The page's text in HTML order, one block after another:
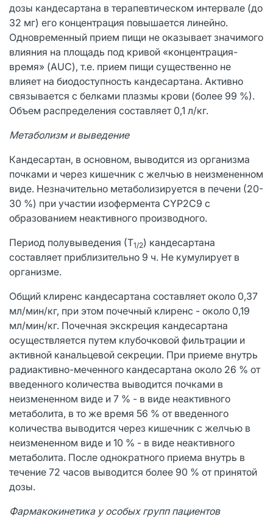
дозы кандесартана в терапевтическом интервале (до
32 мг) его концентрация повышается линейно.
Одновременный прием пищи не оказывает значимого
влияния на площадь под кривой «концентрация-
время» (AUC), т.е. прием пищи существенно не
влияет на биодоступность кандесартана. Активно
связывается с белками плазмы крови (более 99 %).
Объем распределения составляет 0,1 л/кг.
Метаболизм и выведение
Кандесартан, в основном, выводится из организма
почками и через кишечник с желчью в неизмененном
виде. Незначительно метаболизируется в печени (20-
30 %) при участии изофермента CYP2С9 с
образованием неактивного производного.
Период полувыведения (Т1/2) кандесартана
составляет приблизительно 9 ч. Не кумулирует в
организме.
Общий клиренс кандесартана составляет около 0,37
мл/мин/кг, при этом почечный клиренс - около 0,19
мл/мин/кг. Почечная экскреция кандесартана
осуществляется путем клубочковой фильтрации и
активной канальцевой секреции. При приеме внутрь
радиактивно-меченного кандесартана около 26 % от
введенного количества выводится почками в
неизмененном виде и 7 % - в виде неактивного
метаболита, в то же время 56 % от введенного
количества выводится через кишечник с желчью в
неизмененном виде и 10 % - в виде неактивного
метаболита. После однократного приема внутрь в
течение 72 часов выводится более 90 % от принятой
дозы.
Фармакокинетика у особых групп пациентов